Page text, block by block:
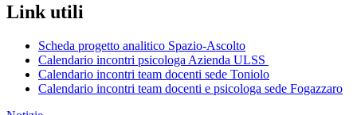
Link utili
Scheda progetto analitico Spazio-Ascolto
Calendario incontri psicologa Azienda ULSS
Calendario incontri team docenti sede Toniolo
Calendario incontri team docenti e psicologa sede Fogazzaro